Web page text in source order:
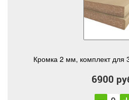
Кромка 2 мм, комплект для
6900